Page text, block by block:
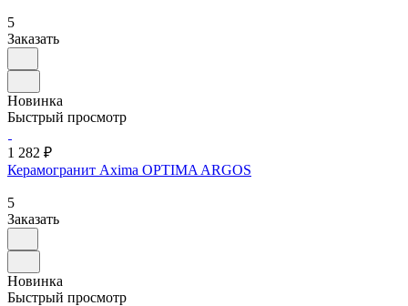
5
Заказать
Новинка
Быстрый просмотр
1 282 ₽
Керамогранит Axima OPTIMA ARGOS
5
Заказать
Новинка
Быстрый просмотр